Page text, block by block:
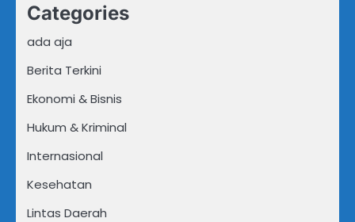
Categories
ada aja
Berita Terkini
Ekonomi & Bisnis
Hukum & Kriminal
Internasional
Kesehatan
Lintas Daerah